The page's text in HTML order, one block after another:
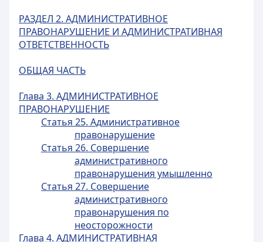
РАЗДЕЛ 2. АДМИНИСТРАТИВНОЕ
ПРАВОНАРУШЕНИЕ И АДМИНИСТРАТИВНАЯ
ОТВЕТСТВЕННОСТЬ
ОБЩАЯ ЧАСТЬ
Глава 3. АДМИНИСТРАТИВНОЕ
ПРАВОНАРУШЕНИЕ
Статья 25. Административное
правонарушение
Статья 26. Совершение
административного
правонарушения умышленно
Статья 27. Совершение
административного
правонарушения по
неосторожности
Глава 4. АДМИНИСТРАТИВНАЯ